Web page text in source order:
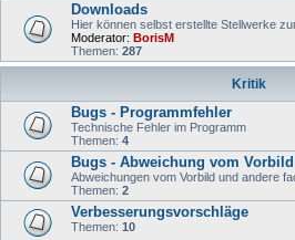
Downloads
Hier können selbst erstellte Stellwerke
Moderator: BorisM
Themen: 287
Kritik
Bugs - Programmfehler
Technische Fehler im Programm
Themen: 4
Bugs - Abweichung vom Vorbild
Abweichungen vom Vorbild und andere
Themen: 2
Verbesserungsvorschläge
Themen: 10